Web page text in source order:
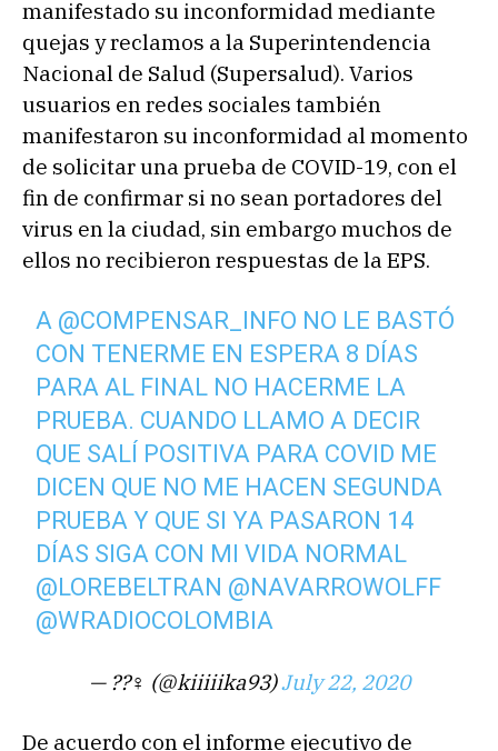
manifestado su inconformidad mediante
quejas y reclamos a la Superintendencia
Nacional de Salud (Supersalud). Varios
usuarios en redes sociales también
manifestaron su inconformidad al momento
de solicitar una prueba de COVID-19, con el
fin de confirmar si no sean portadores del
virus en la ciudad, sin embargo muchos de
ellos no recibieron respuestas de la EPS.
A @COMPENSAR_INFO NO LE BASTÓ
CON TENERME EN ESPERA 8 DÍAS
PARA AL FINAL NO HACERME LA
PRUEBA. CUANDO LLAMO A DECIR
QUE SALÍ POSITIVA PARA COVID ME
DICEN QUE NO ME HACEN SEGUNDA
PRUEBA Y QUE SI YA PASARON 14
DÍAS SIGA CON MI VIDA NORMAL
@LOREBELTRAN @NAVARROWOLFF
@WRADIOCOLOMBIA
— ??‍♀️ (@kiiiiika93)July 22, 2020
De acuerdo con el informe ejecutivo de